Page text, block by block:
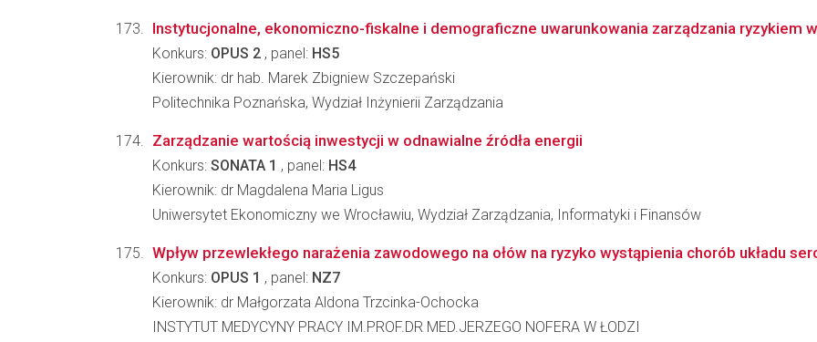
Instytucjonalne, ekonomiczno-fiskalne i demograficzne uwarunkowania zarządzania ryzykiem
Konkurs: OPUS 2 , panel: HS5
Kierownik: dr hab. Marek Zbigniew Szczepański
Politechnika Poznańska, Wydział Inżynierii Zarządzania
Zarządzanie wartością inwestycji w odnawialne źródła energii
Konkurs: SONATA 1 , panel: HS4
Kierownik: dr Magdalena Maria Ligus
Uniwersytet Ekonomiczny we Wrocławiu, Wydział Zarządzania, Informatyki i Finansów
Wpływ przewlekłego narażenia zawodowego na ołów na ryzyko wystąpienia chorób układu
Konkurs: OPUS 1 , panel: NZ7
Kierownik: dr Małgorzata Aldona Trzcinka-Ochocka
INSTYTUT MEDYCYNY PRACY IM.PROF.DR MED.JERZEGO NOFERA W ŁODZI